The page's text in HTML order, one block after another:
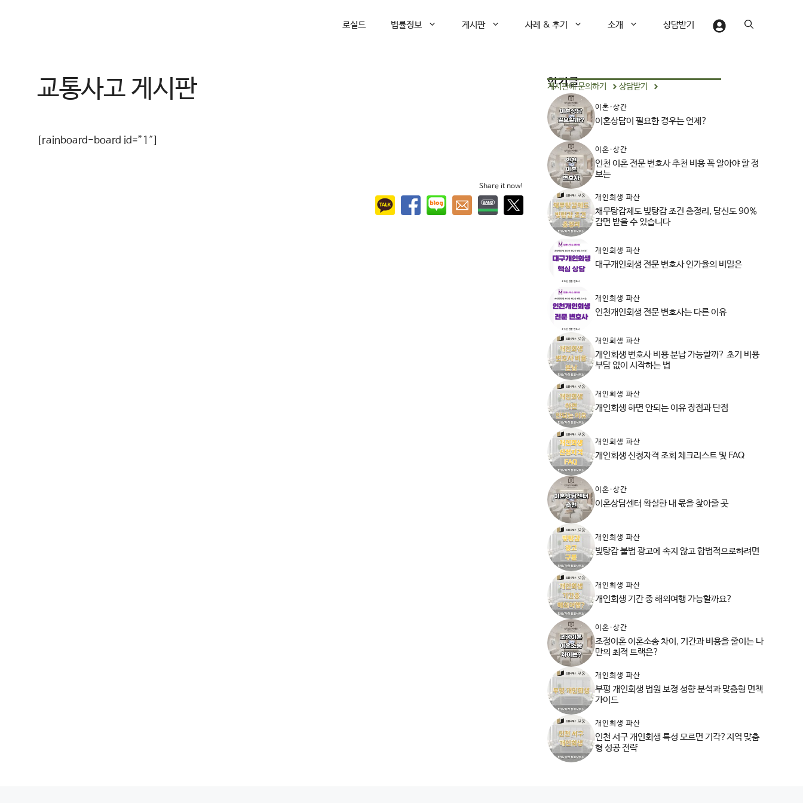
로실드 법률정보 게시판 사례 & 후기 소개 상담받기
교통사고 게시판
[rainboard-board id=”1″]
Share it now!
인기글
게시판에 문의하기 상담받기
이혼·상간
이혼상담이 필요한 경우는 언제?
이혼·상간
인천 이혼 전문 변호사 추천 비용 꼭 알아야 할 정
보는
개인회생 파산
채무탕감제도 빚탕감 조건 총정리, 당신도 90%
감면 받을 수 있습니다
개인회생 파산
대구개인회생 전문 변호사 인가율의 비밀은
개인회생 파산
인천개인회생 전문 변호사는 다른 이유
개인회생 파산
개인회생 변호사 비용 분납 가능할까? 초기 비용
부담 없이 시작하는 법
개인회생 파산
개인회생 하면 안되는 이유 장점과 단점
개인회생 파산
개인회생 신청자격 조회 체크리스트 및 FAQ
이혼·상간
이혼상담센터 확실한 내 몫을 찾아줄 곳
개인회생 파산
빚탕감 불법 광고에 속지 않고 합법적으로하려면
개인회생 파산
개인회생 기간 중 해외여행 가능할까요?
이혼·상간
조정이혼 이혼소송 차이, 기간과 비용을 줄이는 나
만의 최적 트랙은?
개인회생 파산
부평 개인회생 법원 보정 성향 분석과 맞춤형 면책
가이드
개인회생 파산
인천 서구 개인회생 특성 모르면 기각?지역 맞춤
형 성공 전략